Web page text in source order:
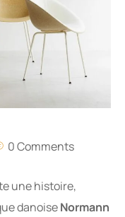
0 Comments
une histoire,
danoiseNormann